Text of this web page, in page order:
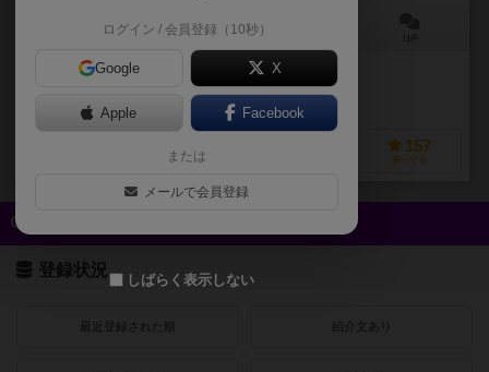
60～150分
作品説明文の編集者を募集中
経験あり
157
持ってる
登録状況
最近登録された順 紹介文あり
ログイン / 会員登録（10秒）
Google X
Apple Facebook
または
メールで会員登録
しばらく表示しない